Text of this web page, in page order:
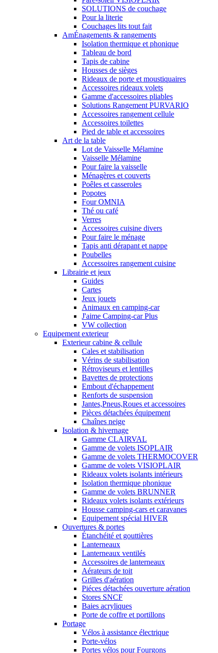
SOLUTIONS de couchage
Pour la literie
Couchages lits tout fait
AmÉnagements & rangements
Isolation thermique et phonique
Tableau de bord
Tapis de cabine
Housses de sièges
Rideaux de porte et moustiquaires
Accessoires rideaux volets
Gamme d'accessoires pliables
Solutions Rangement PURVARIO
Accessoires rangement cellule
Accessoires toilettes
Pied de table et accessoires
Art de la table
Lot de Vaisselle Mélamine
Vaisselle Mélamine
Pour faire la vaisselle
Ménagères et couverts
Poêles et casseroles
Popotes
Four OMNIA
Thé ou café
Verres
Accessoires cuisine divers
Pour faire le ménage
Tapis anti dérapant et nappe
Poubelles
Accessoires rangement cuisine
Librairie et jeux
Guides
Cartes
Jeux jouets
Animaux en camping-car
J'aime Camping-car Plus
VW collection
Equipement exterieur
Exterieur cabine & cellule
Cales et stabilisation
Vérins de stabilisation
Rétroviseurs et lentilles
Bavettes de protections
Embout d'échappement
Renforts de suspension
Jantes,Pneus,Roues et accessoires
Pièces détachées équipement
Chaînes neige
Isolation & hivernage
Gamme CLAIRVAL
Gamme de volets ISOPLAIR
Gamme de volets THERMOCOVER
Gamme de volets VISIOPLAIR
Rideaux volets isolants intérieurs
Isolation thermique phonique
Gamme de volets BRUNNER
Rideaux volets isolants extérieurs
Housse camping-cars et caravanes
Equipement spécial HIVER
Ouvertures & portes
Étanchéité et gouttières
Lanterneaux
Lanterneaux ventilés
Accessoires de lanterneaux
Aérateurs de toit
Grilles d'aération
Piéces détachées ouverture aération
Stores SNCF
Baies acryliques
Porte de coffre et portillons
Portage
Vélos à assistance électrique
Porte-vélos
Portes vélos pour Fourgons